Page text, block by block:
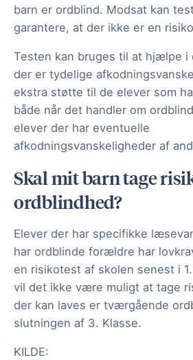
barn er ordblind. Modsat kan
garantere, at der ikke er en
Testen kan bruges til at hjælpe
der er tydelige
ekstra støtte til de elever som
både når det handler om
elever der har eventuelle
afkodningsvanskeligheder af
Skal mit barn tage
ordblindhed?
Elever der har specifikke
har ordblinde forældre har
en risikotest af skolen senest i
vil det ikke være muligt at tage
der kan laves er tværgående
slutningen af 3. Klasse.
KILDE: